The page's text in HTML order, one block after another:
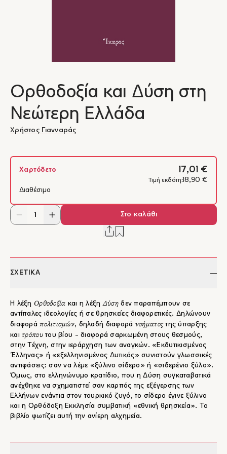
Ορθοδοξία και Δύση στη
Νεώτερη Ελλάδα
Χρήστος Γιανναράς
Χαρτόδετο 17,01 €
Τιμή εκδότη: 18,90 €
Διαθέσιμο
Στο καλάθι
ΣΧΕΤΙΚΑ
Η λέξη Ορθοδοξία και η λέξηΔύση δεν παραπέμπουν σε
αντίπαλες ιδεολογίες ή σε θρησκείες διαφορετικές. Δηλώνουν
διαφοράπολιτισμών, δηλαδή διαφορά νοήματοςτης ύπαρξης
καιτρόπουτου βίου - διαφορά σαρκωμένη στους θεσμούς,
στην Τέχνη, στην ιεράρχηση των αναγκών. «Εκδυτικισμένος
Έλληνας» ή «εξελληνισμένος Δυτικός» συνιστούν γλωσσικές
αντιφάσεις: σαν να λέμε «ξύλινο σίδερο» ή «σιδερένιο ξύλο».
Όμως, στο ελληνώνυμο κρατίδιο, που η Δύση συγκαταβατικά
ανέχθηκε να σχηματιστεί σαν καρπός της εξέγερσης των
Ελλήνων ενάντια στον τουρκικό ζυγό, το σίδερο έγινε ξύλινο
και η Ορθόδοξη Εκκλησία συμβατική «εθνική θρησκεία». Το
βιβλίο φωτίζει αυτή την ανίερη αλχημεία.